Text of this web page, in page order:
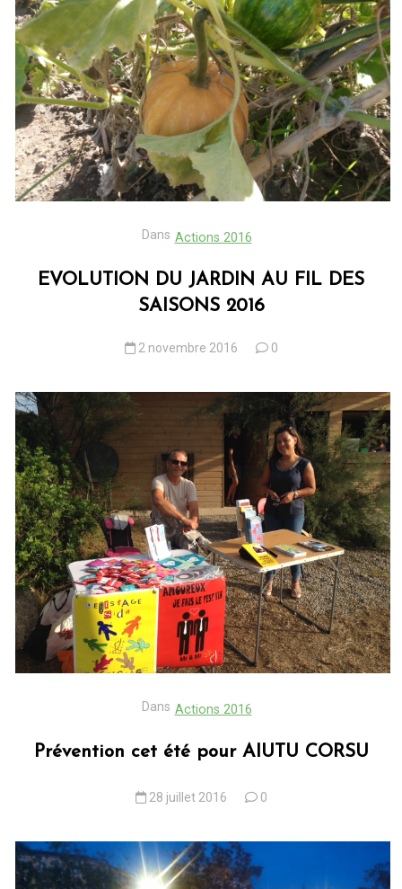
Dans Actions 2016
EVOLUTION DU JARDIN AU FIL DES
SAISONS 2016
2 novembre 2016 0
Dans Actions 2016
Prévention cet été pour AIUTU CORSU
28 juillet 2016 0